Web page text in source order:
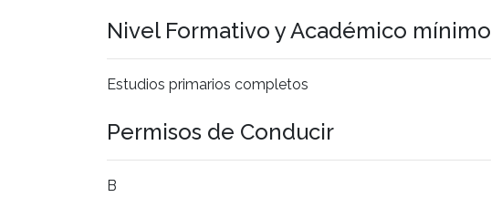
Nivel Formativo y Académico mínimo
Estudios primarios completos
Permisos de Conducir
B